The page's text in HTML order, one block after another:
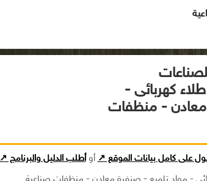
كهربائى -
معادن - منظفات
على كامل بيانات الموقع ↗ أوأطلب الدليل والبرنامج ↗